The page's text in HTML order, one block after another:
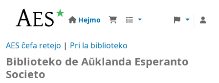
Hejmo
AES ĉefa retejo Pri la biblioteko
Biblioteko de Aŭklanda Esperanto
Societo